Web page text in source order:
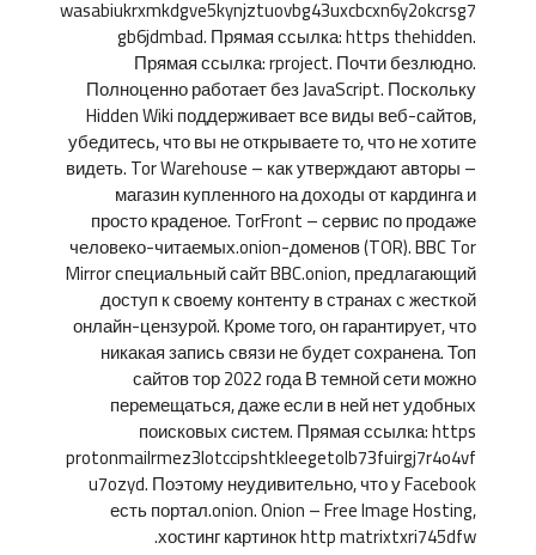
wasabiukrxmkdgve5kynjztuovbg43uxcbcxn6y2okcrsg7
gb6jdmbad. Прямая ссылка: https thehidden.
Прямая ссылка: rproject. Почти безлюдно.
Полноценно работает без JavaScript. Поскольку
Hidden Wiki поддерживает все виды веб-сайтов,
убедитесь, что вы не открываете то, что не хотите
видеть. Tor Warehouse – как утверждают авторы –
магазин купленного на доходы от кардинга и
просто краденое. TorFront – сервис по продаже
человеко-читаемых.onion-доменов (TOR). BBC Tor
Mirror специальный сайт BBC.onion, предлагающий
доступ к своему контенту в странах с жесткой
онлайн-цензурой. Кроме того, он гарантирует, что
никакая запись связи не будет сохранена. Топ
сайтов тор 2022 года В темной сети можно
перемещаться, даже если в ней нет удобных
поисковых систем. Прямая ссылка: https
protonmailrmez3lotccipshtkleegetolb73fuirgj7r4o4vf
u7ozyd. Поэтому неудивительно, что у Facebook
есть портал.onion. Onion – Free Image Hosting,
хостинг картинок http matrixtxri745dfw.